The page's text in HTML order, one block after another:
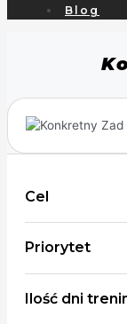
Blog
Cel
Priorytet
Ilość dni